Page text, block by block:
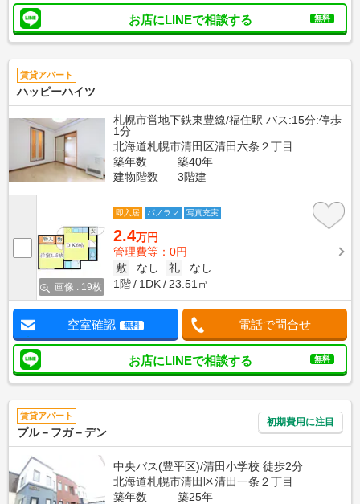
お店にLINEで相談する 無料
賃貸アパート
ハッピーハイツ
札幌市営地下鉄東豊線/福住駅 バス:15分:停歩
1分
北海道札幌市清田区清田六条２丁目
築年数
築40年
建物階数
3階建
画像 : 19枚
即入居 パノラマ 写真充実
2.4万円
管理費等：0円
敷
なし 礼
なし
1階
1DK 23.51㎡
空室確認 無料 電話で問合せ
お店にLINEで相談する 無料
賃貸アパート
プル－フガ－デン
初期費用に注目
中央バス(豊平区)/清田小学校 徒歩2分
北海道札幌市清田区清田一条２丁目
築年数
築25年